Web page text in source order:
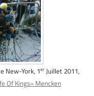
New-York, 1er Juillet 2011,
Of Kings» Mencken